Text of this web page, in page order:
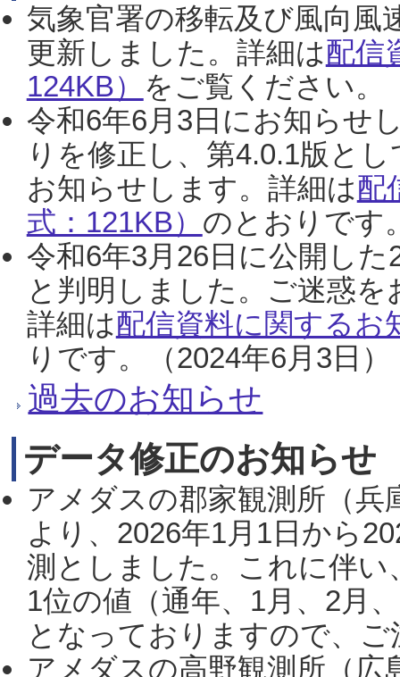
気象官署の移転及び風向風
更新しました。詳細は配信
124KB） をご覧ください。
令和6年6月3日にお知らせ
りを修正し、第4.0.1版と
お知らせします。詳細は配
式：121KB） のとおりです
令和6年3月26日に公開し
と判明しました。ご迷惑
詳細は配信資料に関するお
りです。（2024年6月3日）
過去のお知らせ
データ修正のお知らせ
アメダスの郡家観測所（
より、2026年1月1日から
測としました。これに伴い
1位の値（通年、1月、2月
となっておりますので、
アメダスの高野観測所（